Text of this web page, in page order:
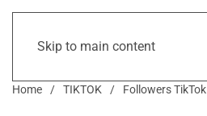
Skip to main content
Home TIKTOK Followers TikTok